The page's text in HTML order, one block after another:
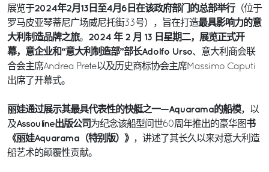
展览于2024年2月13日至4月6日在该政府部门的总部举行（位于
罗马皮亚琴蒂尼广场威尼托街33号），旨在打造最具影响力的意
大利制造品牌之旅。 2024 年 2 月 13 日星期二，展览正式开
幕，意企业和“意大利制造部”部长Adolfo Urso、意大利商会联
合会主席Andrea Prete以及历史商标协会主席Massimo Caputi
出席了开幕式。
丽娃通过展示其最具代表性的快艇之一—Aquarama的船模，以
及Assouline出版公司 为纪念该船型问世60周年推出的豪华图 书
《丽娃Aquarama（特别版）》
，讲述了其长久以来对意大利造
船艺术的颠覆性贡献。